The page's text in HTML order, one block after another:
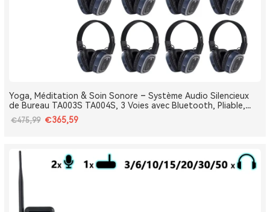
Yoga, Méditation & Soin Sonore – Système Audio Silencieux
de Bureau TA003S TA004S, 3 Voies avec Bluetooth, Pliable,
Type-C, Bass Boost
€475,99 €365,59